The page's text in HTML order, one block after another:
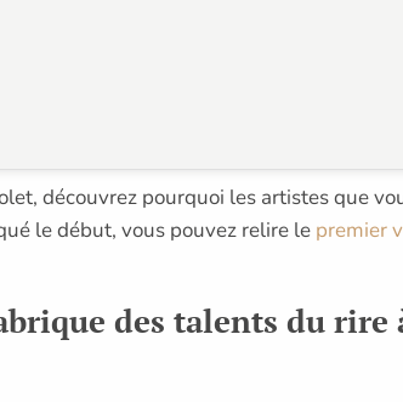
découvrez pourquoi les artistes que
le début, vous pouvez relire le premier
des talents du rire